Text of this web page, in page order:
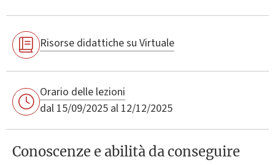
Risorse didattiche su Virtuale
Orario delle lezioni
dal 15/09/2025 al 12/12/2025
Conoscenze e abilità da conseguire